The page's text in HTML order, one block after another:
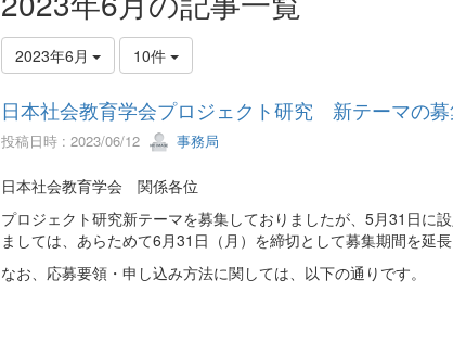
2023年6月 10件
日本社会教育学会プロジェクト研究 新テーマの募
投稿日時 : 2023/06/12 事務局
日本社会教育学会 関係各位
プロジェクト研究新テーマを募集しておりましたが、5月31日に
ましては、あらためて6月31日（月）を締切として募集期間を延長
なお、応募要領・申し込み方法に関しては、以下の通りです。